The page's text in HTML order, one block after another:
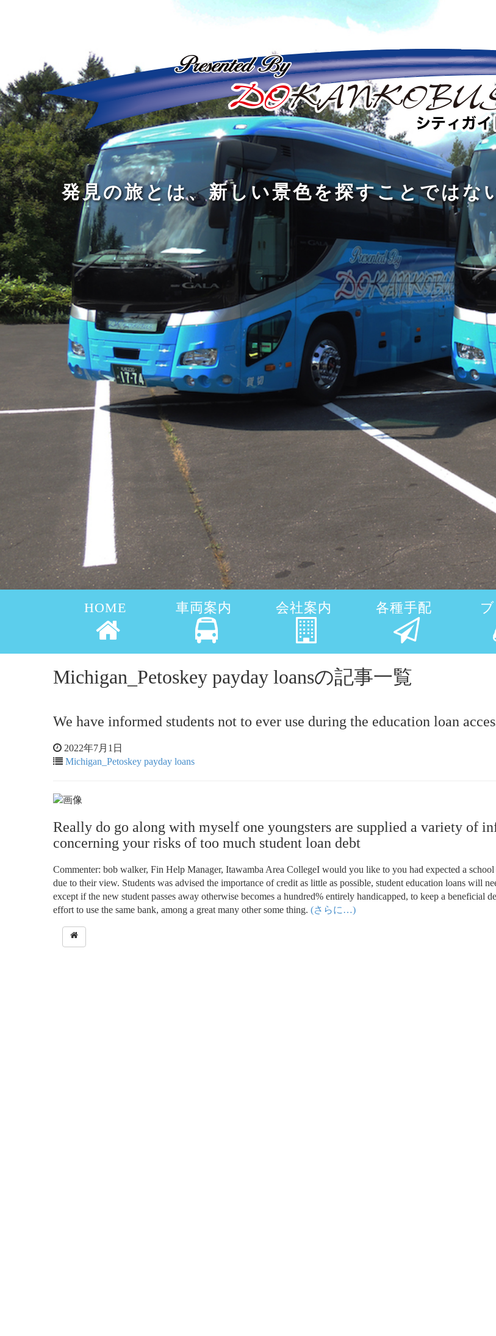
旅の過程にこそ価値が
発見の旅とは、新しい景色を探すことではない
人間の幅を広げるものは3つある。人と会い
私は旅をするために旅
旅の過程にこそ価値が
どんなに洗練された大人の中にも、外に出たくて
旅をするのは到着するためではなく、
旅は真の知識の大きな泉
HOME 車両案内 会社案内 各種手配
Michigan_Petoskey payday loansの記事一覧
We have informed students not to ever use during the education loan
2022年7月1日
Michigan_Petoskey payday loans
Really do go along with myself one youngsters are supplied a variety of
concerning your risks of too much student loan debt
Commenter: bob walker, Fin Help Manager, Itawamba Area CollegeI would you like to you had expected a school
due to their view. Students was advised the importance of credit as little as possible, student education loans will
except if the new student passes away otherwise becomes a hundred% entirely handicapped, to keep a beneficial
effort to use the same bank, among a great many other some thing. (さらに…)